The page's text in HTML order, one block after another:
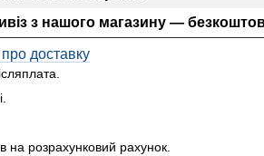
з нашого магазину —
доставку
на розрахунковий рахунок.